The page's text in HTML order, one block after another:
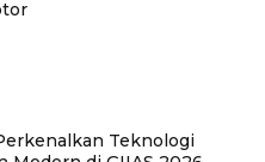
Teknologi